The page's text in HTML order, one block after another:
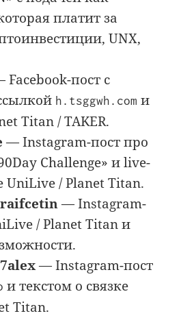
платит за
UNX,
Facebook-пост с
h.tsggwh.com и
Titan / TAKER.
— Instagram-пост про
Challenge» и live-
/ Planet Titan.
— Instagram-
/ Planet Titan и
— Instagram-пост
и текстом о связке
Titan.